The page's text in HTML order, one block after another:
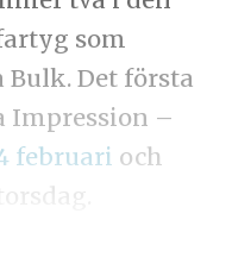
som
Bulk. Det första
Impression –
februari och